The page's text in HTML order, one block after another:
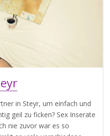
in Steyr, um einfach und
geil zu ficken? Sex Inserate
nie zuvor war es so